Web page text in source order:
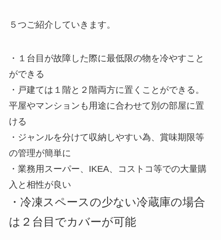
５つご紹介していきます。
・１台目が故障した際に最低限の物を冷やすこと
ができる
・戸建ては１階と２階両方に置くことができる。
平屋やマンションも用途に合わせて別の部屋に置
ける
・ジャンルを分けて収納しやすい為、賞味期限等
の管理が簡単に
・業務用スーパー、IKEA、コストコ等での大量購
入と相性が良い
・冷凍スペースの少ない冷蔵庫の場合
は２台目でカバーが可能